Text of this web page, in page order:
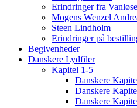
Erindringer fra Vanløse
Mogens Wenzel
Steen Lindholm
Erindringer på
Begivenheder
Danskere Lydfiler
Kapitel 1-5
Danskere
Danskere
Danskere